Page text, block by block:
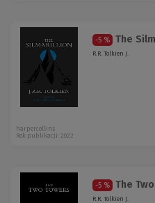
-5 % The
R.R. Tolkien J.
harpercollins
Rok publikacji: 2022
-5 % The
R.R. Tolkien J.